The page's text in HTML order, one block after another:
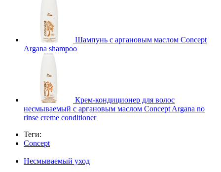
Шампунь с аргановым маслом Concept
Argana shampoo
Крем-кондиционер для волос
несмываемый с аргановым маслом Concept Argana no
rinse creme conditioner
Теги:
Concept
Несмываемый уход